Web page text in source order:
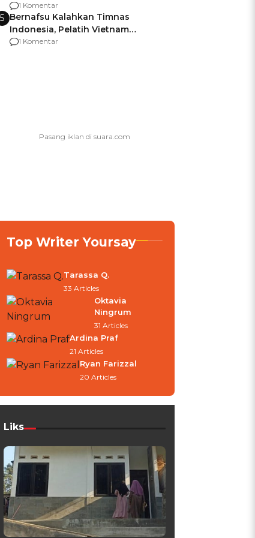
Usai Jadi Brigjen
1 Komentar
5 Bernafsu Kalahkan Timnas
Indonesia, Pelatih Vietnam
Berencana Pakai Jimat di Pakansari
1 Komentar
Top Writer Yoursay
Tarassa Q.
33 Articles
Oktavia
Ningrum
31 Articles
Ardina Praf
21 Articles
Ryan Farizzal
20 Articles
Liks